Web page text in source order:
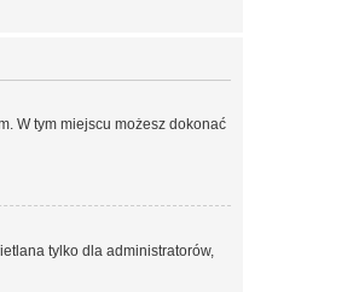
W tym miejscu możesz dokonać
tylko dla administratorów,